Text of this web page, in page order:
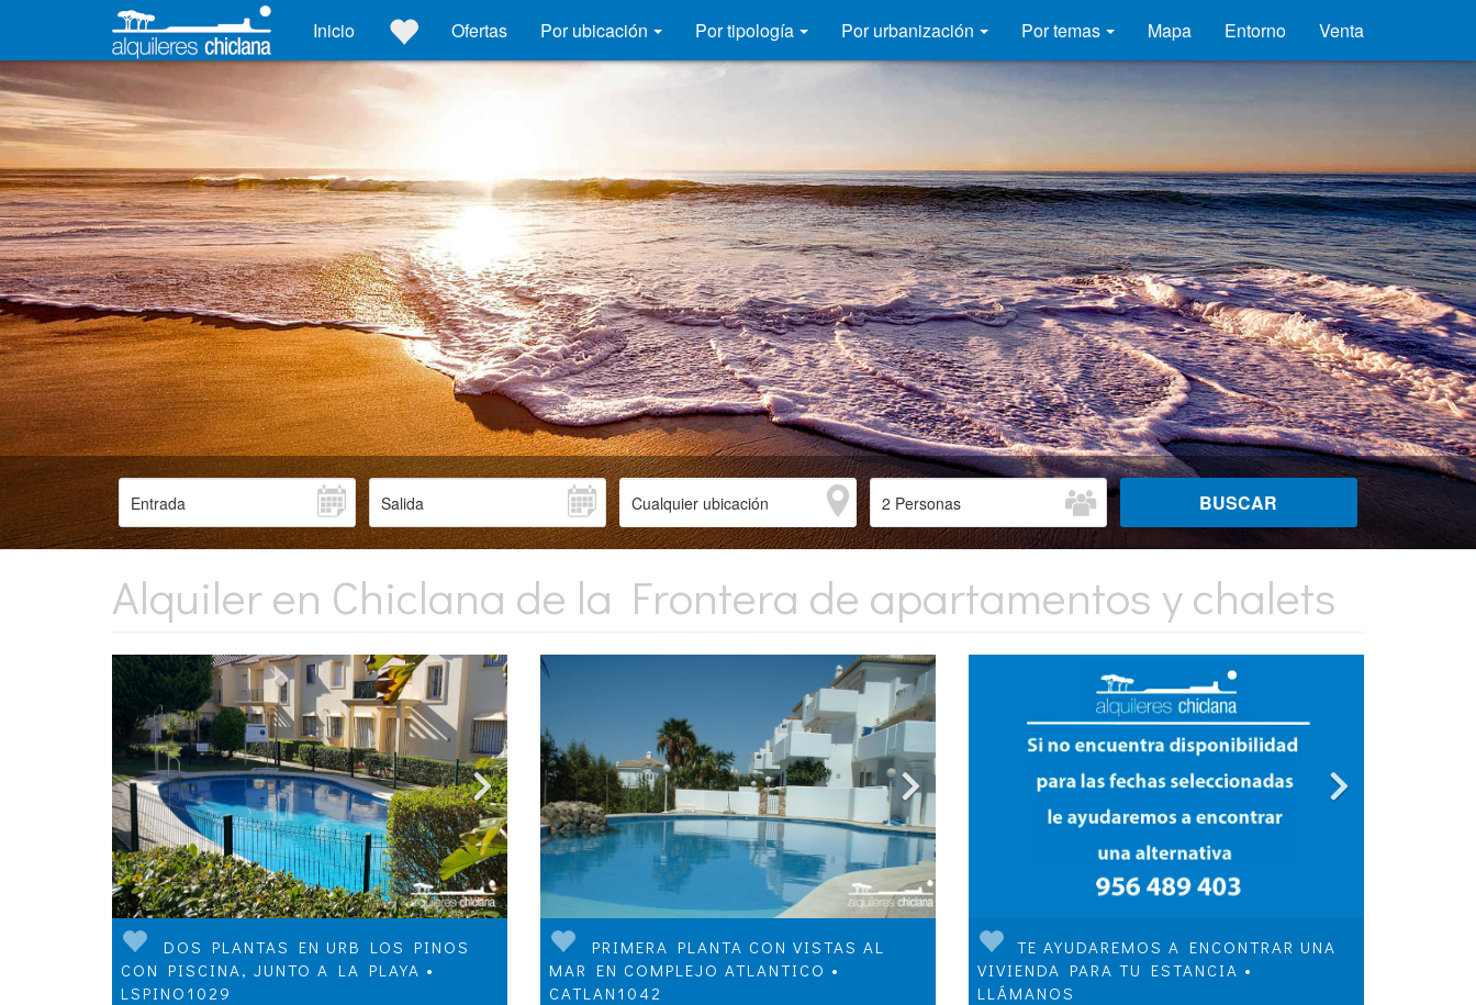
Inicio Ofertas Por ubicación Por tipología Por urbanización Por temas Mapa Entorno Venta
Alquiler en Chiclana de la Frontera de apartamentos y chalets
DOS PLANTAS EN URB LOS PINOS
CON PISCINA, JUNTO A LA PLAYA •
LSPINO1029
PRIMERA PLANTA CON VISTAS AL
MAR EN COMPLEJO ATLANTICO •
CATLAN1042
TE AYUDAREMOS A ENCONTRAR UNA
VIVIENDA PARA TU ESTANCIA •
LLÁMANOS